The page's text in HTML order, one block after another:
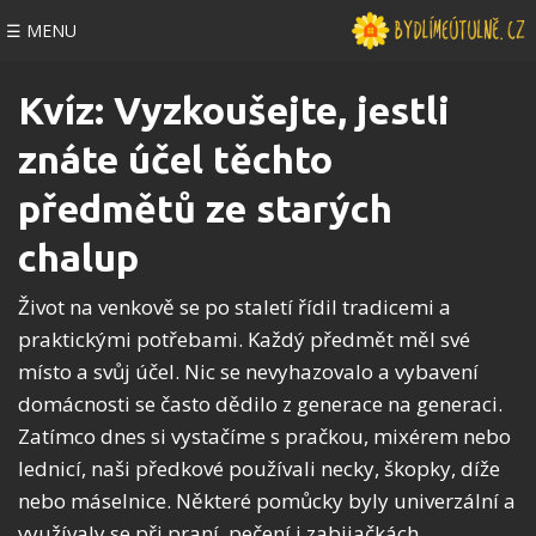
☰ MENU
Kvíz: Vyzkoušejte, jestli
znáte účel těchto
předmětů ze starých
chalup
Život na venkově se po staletí řídil tradicemi a
praktickými potřebami. Každý předmět měl své
místo a svůj účel. Nic se nevyhazovalo a vybavení
domácnosti se často dědilo z generace na generaci.
Zatímco dnes si vystačíme s pračkou, mixérem nebo
lednicí, naši předkové používali necky, škopky, díže
nebo máselnice. Některé pomůcky byly univerzální a